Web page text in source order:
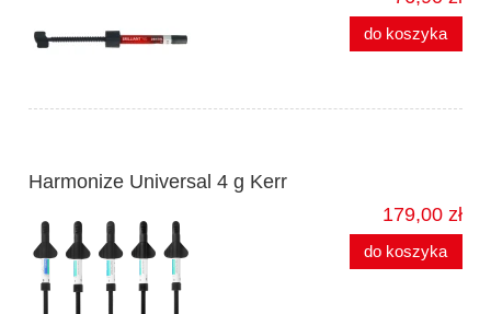
do koszyka
Harmonize Universal 4 g Kerr
179,00 zł
do koszyka